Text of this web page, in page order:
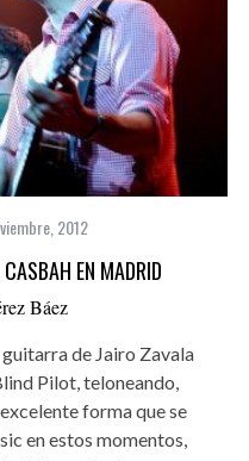
2012
EN MADRID
Báez
de Jairo Zavala
Pilot, teloneando,
forma que se
en estos momentos,